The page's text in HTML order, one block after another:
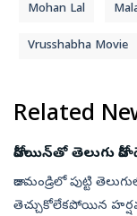
Mohan Lal
Vrusshabha Movie
Related
హీరోయిన్‌తో తెలుగు హీరో
రాజమండ్రిలో పుట్టి
తెచ్చుకోలేకపోయిన